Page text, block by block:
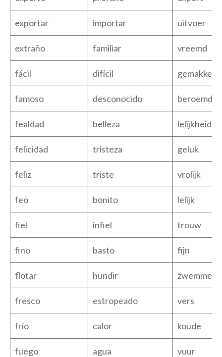
exportar importar uitvoer
extraño familiar vreemd
fácil difícil gemakkelijk
famoso desconocido beroemd
fealdad belleza lelijkheid
felicidad tristeza geluk
feliz triste vrolijk
feo bonito lelijk
fiel infiel trouw
fino basto fijn
flotar hundir zwemmen
fresco estropeado vers
frío calor koude
fuego agua vuur